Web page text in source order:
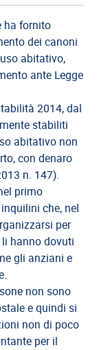
ha fornito
dei canoni
abitativo,
ante Legge
2014, dal
stabiliti
abitativo non
con denaro
n. 147).
primo
che, nel
per
hanno dovuti
gli anziani e
non sono
e quindi si
non di poco
per il